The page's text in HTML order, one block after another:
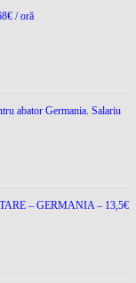
/ oră
abator Germania. Salariu
– GERMANIA – 13,5€